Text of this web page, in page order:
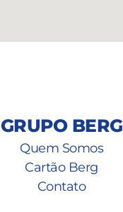
GRUPO BERG
Quem Somos
Cartão Berg
Contato